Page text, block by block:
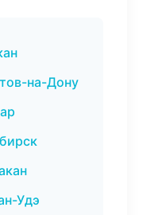
на-Дону
Удэ